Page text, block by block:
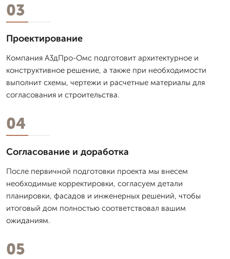
03
Проектирование
Компания А3дПро-Омс подготовит архитектурное и
конструктивное решение, а также при необходимости
выполнит схемы, чертежи и расчетные материалы для
согласования и строительства.
04
Согласование и доработка
После первичной подготовки проекта мы внесем
необходимые корректировки, согласуем детали
планировки, фасадов и инженерных решений, чтобы
итоговый дом полностью соответствовал вашим
ожиданиям.
05